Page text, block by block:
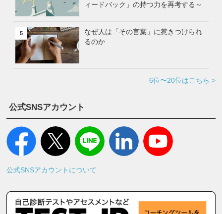
ィードバック」の持つ力を再考する～
5
なぜ人は「その言葉」に惹きつけられ
るのか
6位〜20位はこちら >
公式SNSアカウント
公式SNSアカウントについて